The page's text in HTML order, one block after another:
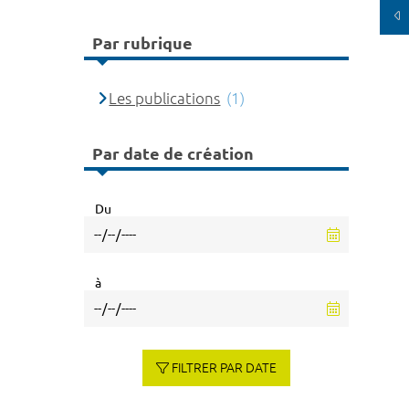
Par rubrique
Les publications (1)
Par date de création
Du
à
FILTRER PAR DATE